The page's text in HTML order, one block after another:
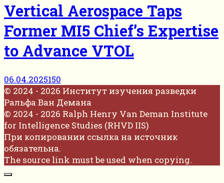
Vertical Aerospace Taps
Former MI5 Chief’s Expertise
to Advance VTOL
06.04.2025150
© 2024 - 2026 Институт изучения разведки
Ральфа Ван Демана
© 2024 - 2026 Ralph Henry Van Deman Institute
for Intelligence Studies (RHVD IIS)
При копировании ссылка на источник
обязательна.
The source link must be used when copying.